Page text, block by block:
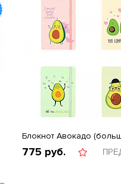
Блокнот Авокадо
775 руб.